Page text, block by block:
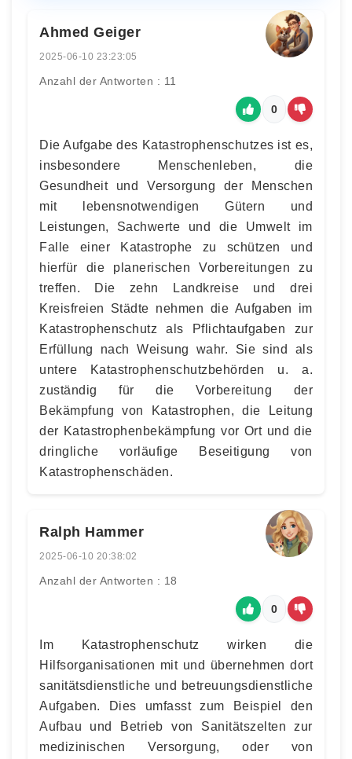
Ahmed Geiger
2025-06-10 23:23:05
Anzahl der Antworten : 11
0
Die Aufgabe des Katastrophenschutzes ist es,
insbesondere Menschenleben, die
Gesundheit und Versorgung der Menschen
mit lebensnotwendigen Gütern und
Leistungen, Sachwerte und die Umwelt im
Falle einer Katastrophe zu schützen und
hierfür die planerischen Vorbereitungen zu
treffen. Die zehn Landkreise und drei
Kreisfreien Städte nehmen die Aufgaben im
Katastrophenschutz als Pflichtaufgaben zur
Erfüllung nach Weisung wahr. Sie sind als
untere Katastrophenschutzbehörden u. a.
zuständig für die Vorbereitung der
Bekämpfung von Katastrophen, die Leitung
der Katastrophenbekämpfung vor Ort und die
dringliche vorläufige Beseitigung von
Katastrophenschäden.
Ralph Hammer
2025-06-10 20:38:02
Anzahl der Antworten : 18
0
Im Katastrophenschutz wirken die
Hilfsorganisationen mit und übernehmen dort
sanitätsdienstliche und betreuungsdienstliche
Aufgaben. Dies umfasst zum Beispiel den
Aufbau und Betrieb von Sanitätszelten zur
medizinischen Versorgung, oder von